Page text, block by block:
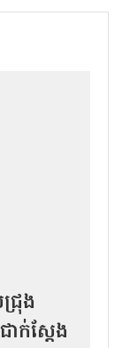
រុង
ក់ស្ដែង